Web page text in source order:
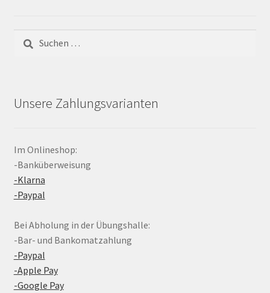
Suchen
nach:
Unsere Zahlungsvarianten
Im Onlineshop:
-Banküberweisung
-Klarna
-Paypal
Bei Abholung in der Übungshalle:
-Bar- und Bankomatzahlung
-Paypal
-Apple Pay
-Google Pay